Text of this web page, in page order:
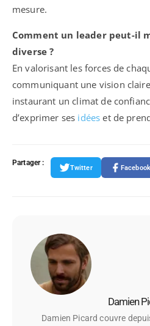
mesure.
Comment un leader peut-il
diverse ?
En valorisant les forces de
communiquant une vision
instaurant un climat de
d’exprimer ses idées et de
Partager :
Twitter Facebook
Damien
Damien Picard couvre